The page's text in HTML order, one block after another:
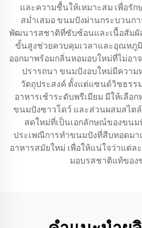
และความชื้นให้เหมาะสม เพื่อรั
สม่ำเสมอ ขนมปังผ่านกระบวนก
พัฒนารสชาติที่ซับซ้อนและเนื้อสัมผั
ขั้นสูงช่วยควบคุมเวลาและอุณหภู
ออกมาพร้อมกลิ่นหอมอบใหม่ที่ไม่อ
ปรารถนา ขนมปังอบใหม่มีความ
วัตถุประสงค์ ตั้งแต่แซนด์วิชธรร
อาหารเช้าระดับพรีเมียม มีให้เลือ
ขนมปังซาวโดว์ และส่วนผสมสไต
สดใหม่ที่เป็นเอกลักษณ์ของขนม
ประเพณีการทำขนมปังที่สืบทอดม
อาหารสมัยใหม่ เพื่อให้แน่ใจว่าแต่
มอบรสชาติแท้ของ